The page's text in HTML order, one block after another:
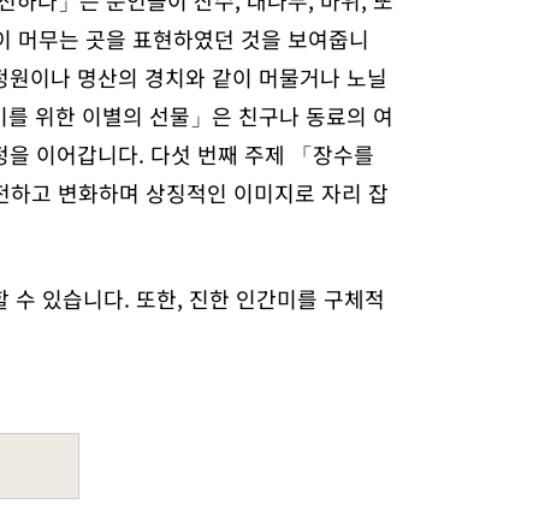
머무는 곳을 표현하였던 것을 보여줍니
이나 명산의 경치와 같이 머물거나 노닐
위한 이별의 선물」은 친구나 동료의 여
이어갑니다. 다섯 번째 주제 「장수를
고 변화하며 상징적인 이미지로 자리 잡
있습니다. 또한, 진한 인간미를 구체적